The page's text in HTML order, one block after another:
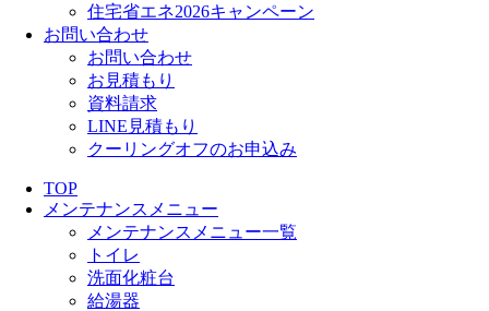
住宅省エネ2026キャンペーン
お問い合わせ
お問い合わせ
お見積もり
資料請求
LINE見積もり
クーリングオフのお申込み
TOP
メンテナンスメニュー
メンテナンスメニュー一覧
トイレ
洗面化粧台
給湯器